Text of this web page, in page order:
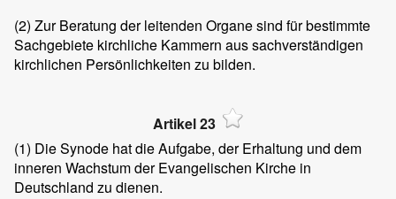
(2) Zur Beratung der leitenden Organe sind für bestimmte
Sachgebiete kirchliche Kammern aus sachverständigen
kirchlichen Persönlichkeiten zu bilden.
Artikel 23
(1) Die Synode hat die Aufgabe, der Erhaltung und dem
inneren Wachstum der Evangelischen Kirche in
Deutschland zu dienen.